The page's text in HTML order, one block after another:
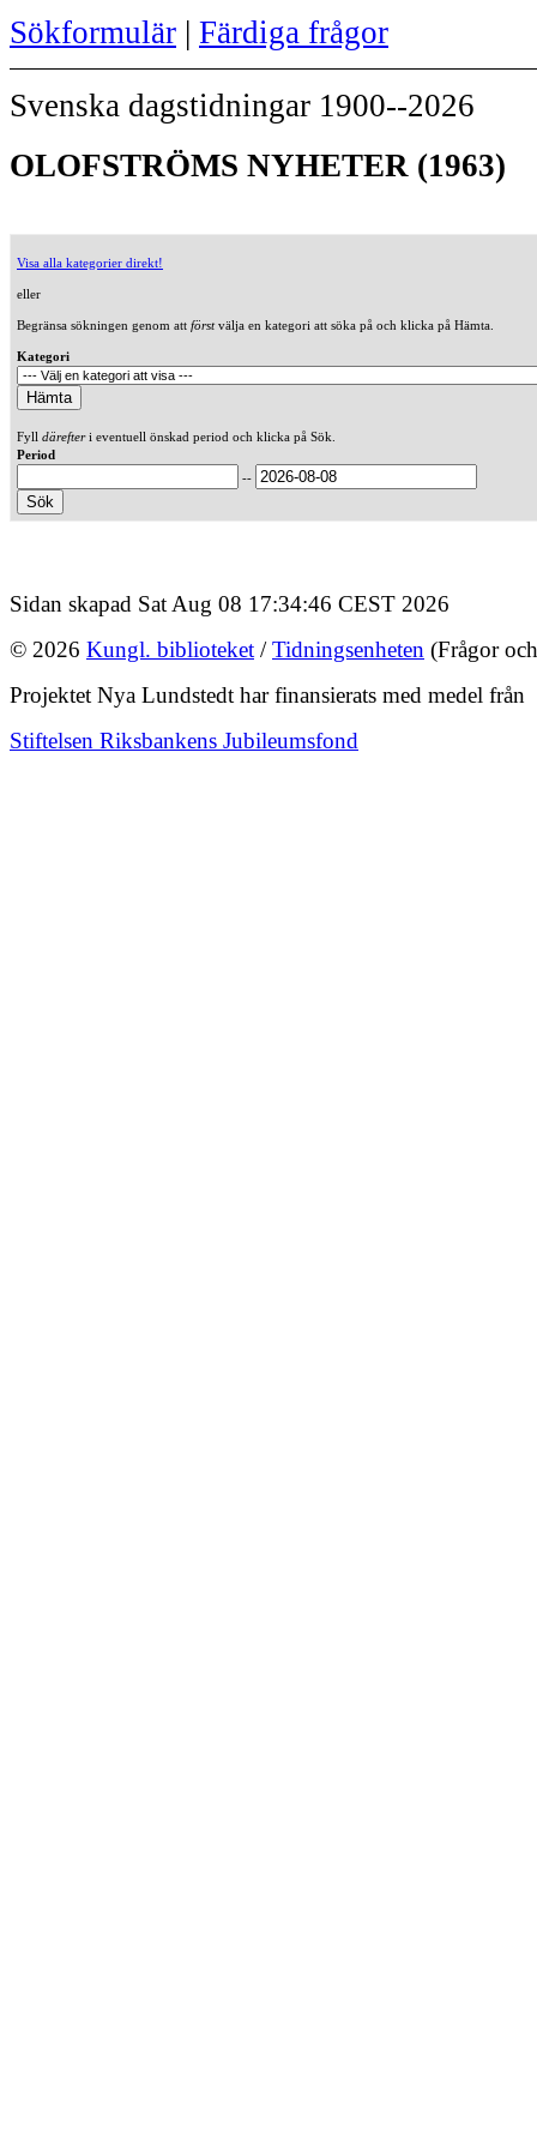
Sökformulär | Färdiga frågor
Svenska dagstidningar 1900--2026
OLOFSTRÖMS NYHETER (1963)
Visa alla kategorier direkt!
eller
Begränsa sökningen genom att förstvälja en kategori att söka på och klicka på Hämta.
Kategori
Fyll därefteri eventuell önskad period och klicka på Sök.
Period
--
Sidan skapad Sat Aug 08 17:34:46 CEST 2026
© 2026 Kungl. biblioteket /Tidningsenheten (Frågor
Projektet Nya Lundstedt har finansierats med medel från
Stiftelsen Riksbankens Jubileumsfond